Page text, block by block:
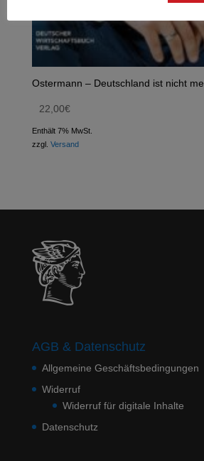
Ostermann – Deutschland ist nicht
22,00€
Enthält 7% MwSt.
zzgl. Versand
AGB & Datenschutz
Allgemeine Geschäftsbedingungen
Widerruf
Widerruf für digitale Inhalte
Datenschutz